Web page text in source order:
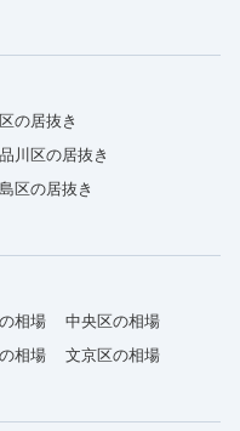
の居抜き
品川区の居抜き
区の居抜き
相場
中央区の相場
相場
文京区の相場